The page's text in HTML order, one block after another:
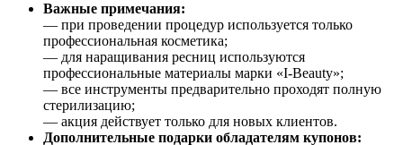
Важные примечания:
— при проведении процедур используется только
профессиональная косметика;
— для наращивания ресниц используются
профессиональные материалы марки «I-Beauty»;
— все инструменты предварительно проходят полную
стерилизацию;
— акция действует только для новых клиентов.
Дополнительные подарки обладателям купонов: